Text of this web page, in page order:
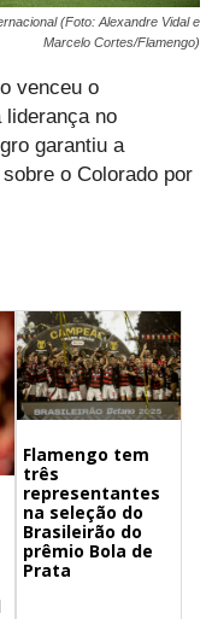
(Foto: Alexandre Vidal e
Marcelo Cortes/Flamengo)
venceu o
liderança no
garantiu a
o Colorado por
Flamengo tem
três
representantes
na seleção do
Brasileirão do
prêmio Bola de
Prata